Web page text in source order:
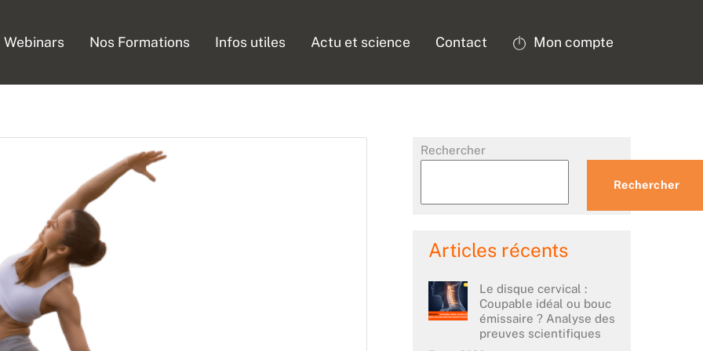
Webinars Nos Formations Infos utiles Actu et science Contact Mon compte
Rechercher
Rechercher
Articles récents
Le disque cervical :
Coupable idéal ou bouc
émissaire ? Analyse des
preuves scientifiques